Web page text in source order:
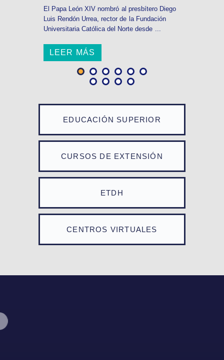
EDUCACIÓN SUPERIOR
CURSOS DE EXTENSIÓN
ETDH
CENTROS VIRTUALES
El Papa León XIV nombró al presbítero Diego
Luis Rendón Urrea, rector de la Fundación
Universitaria Católica del Norte desde ...
LEER MÁS